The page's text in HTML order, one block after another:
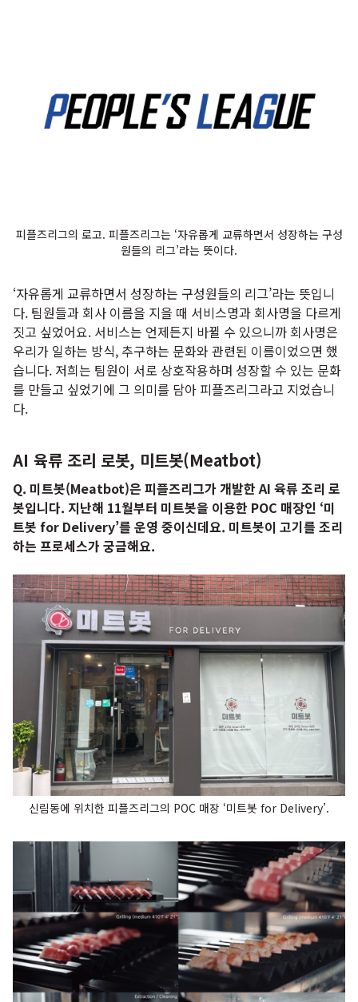
피플즈리그의 로고. 피플즈리그는 ‘자유롭게 교류하면서 성장하는 구성
원들의 리그’라는 뜻이다.
‘자유롭게 교류하면서 성장하는 구성원들의 리그’라는 뜻입니
다. 팀원들과 회사 이름을 지을 때 서비스명과 회사명을 다르게
짓고 싶었어요. 서비스는 언제든지 바뀔 수 있으니까 회사명은
우리가 일하는 방식, 추구하는 문화와 관련된 이름이었으면 했
습니다. 저희는 팀원이 서로 상호작용하며 성장할 수 있는 문화
를 만들고 싶었기에 그 의미를 담아 피플즈리그라고 지었습니
다.
AI 육류 조리 로봇, 미트봇(Meatbot)
Q. 미트봇(Meatbot)은 피플즈리그가 개발한 AI 육류 조리 로
봇입니다. 지난해 11월부터 미트봇을 이용한 POC 매장인 ‘미
트봇 for Delivery’를 운영 중이신데요. 미트봇이 고기를 조리
하는 프로세스가 궁금해요.
신림동에 위치한 피플즈리그의 POC 매장 ‘미트봇 for Delivery’.